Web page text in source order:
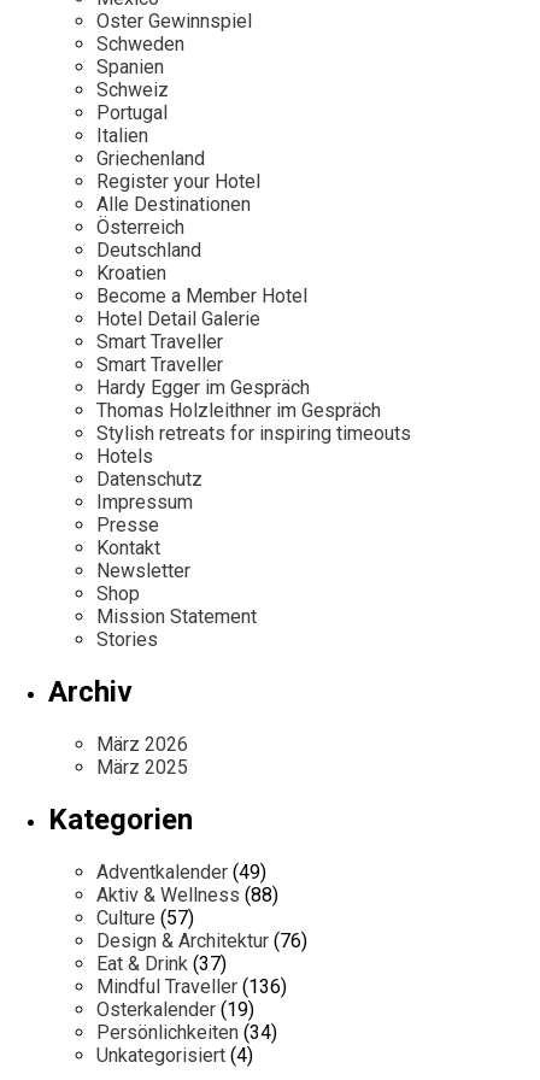
Mexico
Niederlande
Österreich
Portugal
Schweden
Spanien
Schweiz
Persönlichkeiten
Our Story
Career
Kontakt
Impressum
Oster Gewinnspiel
Schweden
Spanien
Schweiz
Portugal
Italien
Griechenland
Register your Hotel
Alle Destinationen
Österreich
Deutschland
Kroatien
Become a Member Hotel
Hotel Detail Galerie
Smart Traveller
Smart Traveller
Hardy Egger im Gespräch
Thomas Holzleithner im Gespräch
Stylish retreats for inspiring timeouts
Hotels
Datenschutz
Impressum
Presse
Kontakt
Newsletter
Shop
Mission Statement
Stories
Archiv
März 2026
März 2025
Kategorien
Adventkalender (49)
Aktiv & Wellness (88)
Culture (57)
Design & Architektur (76)
Eat & Drink (37)
Mindful Traveller (136)
Osterkalender (19)
Persönlichkeiten (34)
Unkategorisiert (4)